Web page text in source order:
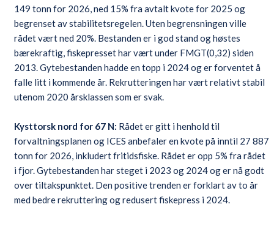
149 tonn for 2026, ned 15% fra avtalt kvote for 2025 og
begrenset av stabilitetsregelen. Uten begrensningen ville
rådet vært ned 20%. Bestanden er i god stand og høstes
bærekraftig, fiskepresset har vært under FMGT(0,32) siden
2013. Gytebestanden hadde en topp i 2024 og er forventet å
falle litt i kommende år. Rekrutteringen har vært relativt stabil
utenom 2020 årsklassen som er svak.
Kysttorsk nord for 67 N: Rådet er gitt i henhold til
forvaltningsplanen og ICES anbefaler en kvote på inntil 27 887
tonn for 2026, inkludert fritidsfiske. Rådet er opp 5% fra rådet
i fjor. Gytebestanden har steget i 2023 og 2024 og er nå godt
over tiltakspunktet. Den positive trenden er forklart av to år
med bedre rekruttering og redusert fiskepress i 2024.